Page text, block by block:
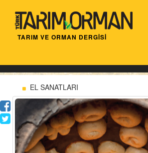
TARIM VE ORMAN DERGİSİ
EL SANATLARI